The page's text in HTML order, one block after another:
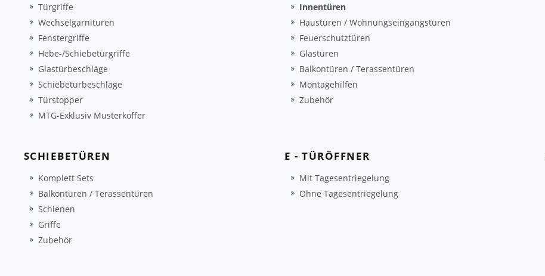
Türgriffe
Wechselgarnituren
Fenstergriffe
Hebe-/Schiebetürgriffe
Glastürbeschläge
Schiebetürbeschläge
Türstopper
MTG-Exklusiv Musterkoffer
Innentüren
Haustüren / Wohnungseingangstüren
Feuerschutztüren
Glastüren
Balkontüren / Terassentüren
Montagehilfen
Zubehör
SCHIEBETÜREN
Komplett Sets
Balkontüren / Terassentüren
Schienen
Griffe
Zubehör
E - TÜRÖFFNER
Mit Tagesentriegelung
Ohne Tagesentriegelung